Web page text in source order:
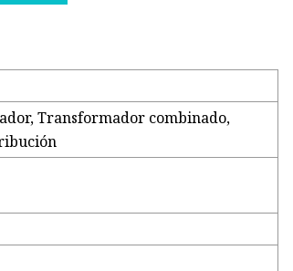
Transformador combinado,